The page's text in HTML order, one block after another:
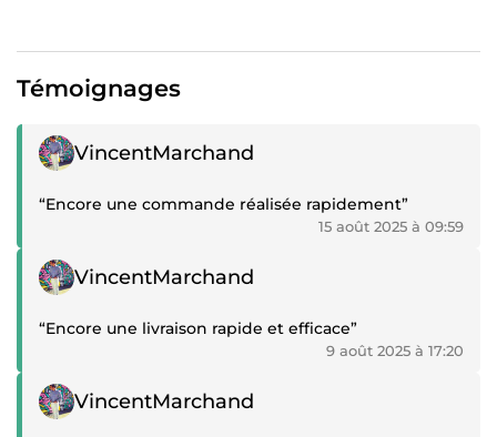
Témoignages
Témoignage positif
VincentMarchand
“Encore une commande réalisée rapidement”
15 août 2025 à 09:59
Témoignage positif
VincentMarchand
“Encore une livraison rapide et efficace”
9 août 2025 à 17:20
Témoignage positif
VincentMarchand